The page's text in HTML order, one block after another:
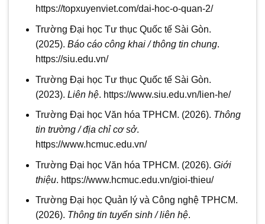
https://topxuyenviet.com/dai-hoc-o-quan-2/
Trường Đại học Tư thục Quốc tế Sài Gòn.
(2025). Báo cáo công khai / thông tin chung.
https://siu.edu.vn/
Trường Đại học Tư thục Quốc tế Sài Gòn.
(2023). Liên hệ. https://www.siu.edu.vn/lien-he/
Trường Đại học Văn hóa TPHCM. (2026). Thông
tin trường / địa chỉ cơ sở.
https://www.hcmuc.edu.vn/
Trường Đại học Văn hóa TPHCM. (2026). Giới
thiệu. https://www.hcmuc.edu.vn/gioi-thieu/
Trường Đại học Quản lý và Công nghệ TPHCM.
(2026). Thông tin tuyển sinh / liên hệ.